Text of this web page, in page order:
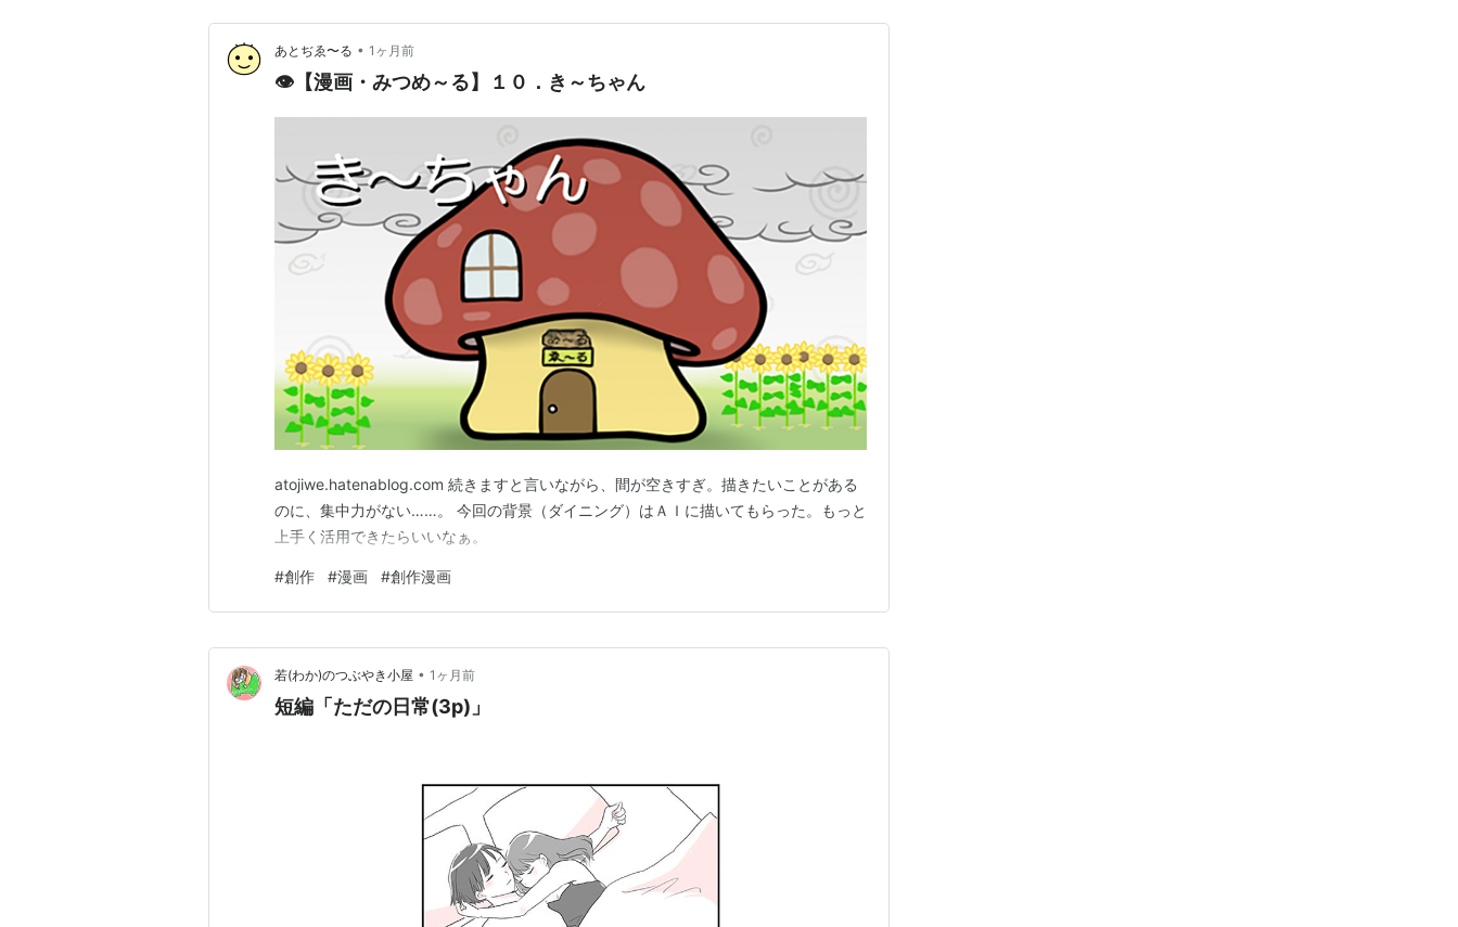
あとぢゑ〜る • 1ヶ月前
👁【漫画・みつめ～る】１０．き～ちゃん
atojiwe.hatenablog.com 続きますと言いながら、間が空きすぎ。描きたいことがある
のに、集中力がない……。 今回の背景（ダイニング）はＡＩに描いてもらった。もっと
上手く活用できたらいいなぁ。
#創作 #漫画 #創作漫画
若(わか)のつぶやき小屋 • 1ヶ月前
短編「ただの日常(3p)」